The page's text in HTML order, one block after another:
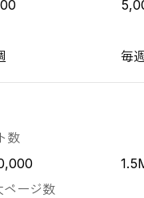
毎
数
ページ数